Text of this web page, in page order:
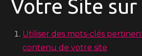
Votre Site sur
Utiliser des mots-clés
contenu de votre site